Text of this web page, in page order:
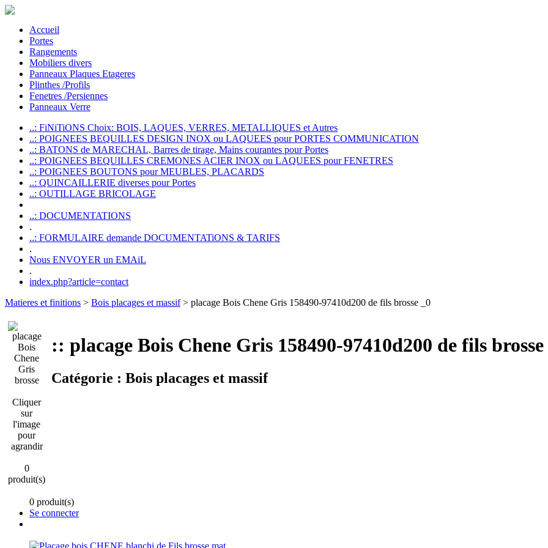
Accueil
Portes
Rangements
Mobiliers divers
Panneaux Plaques Etageres
Plinthes /Profils
Fenetres /Persiennes
Panneaux Verre
..: FiNiTiONS Choix: BOIS, LAQUES, VERRES, METALLIQUES et Autres
..: POIGNEES BEQUILLES DESIGN INOX ou LAQUEES pour PORTES COMMUNICATION
..: BATONS de MARECHAL, Barres de tirage, Mains courantes pour Portes
..: POIGNEES BEQUILLES CREMONES ACIER INOX ou LAQUEES pour FENETRES
..: POIGNEES BOUTONS pour MEUBLES, PLACARDS
..: QUINCAILLERIE diverses pour Portes
..: OUTILLAGE BRICOLAGE
..: DOCUMENTATIONS
.
..: FORMULAIRE demande DOCUMENTATiONS & TARIFS
.
Nous ENVOYER un EMAiL
.
index.php?article=contact
Matieres et finitions > Bois placages et massif> placage Bois Chene Gris 158490-97410d200 de fils brosse _0
Cliquer
sur
l'image
pour
agrandir
0
produit(s)
:: placage Bois Chene Gris 158490-97410d200 de fils brosse
Catégorie : Bois placages et massif
0 produit(s)
Se connecter